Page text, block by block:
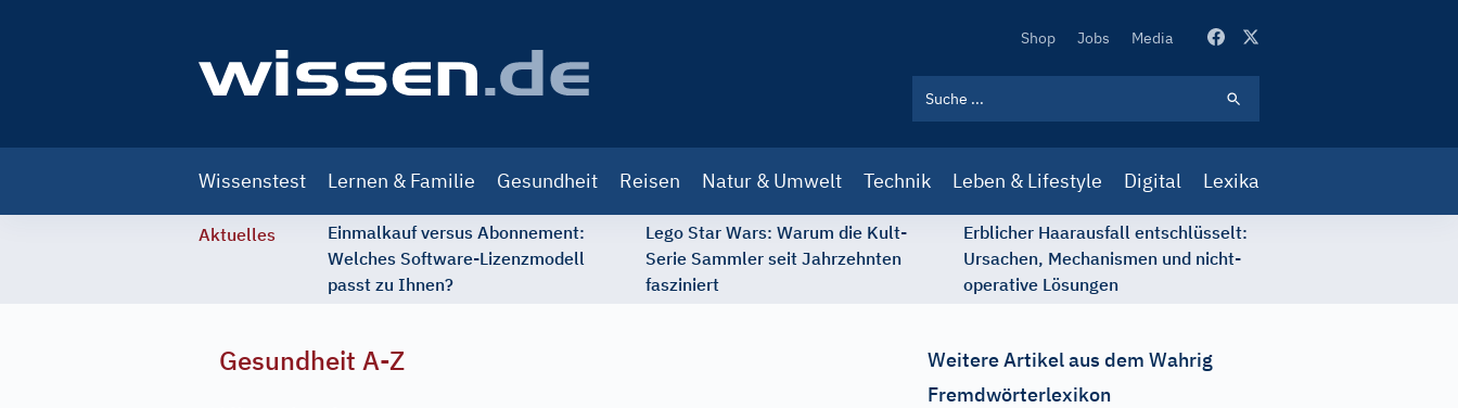
Secondary
Shop Jobs Media
navigation
Wissenstest Lernen & Familie Gesundheit Reisen Natur & Umwelt Technik Leben & Lifestyle Digital Lexika
Aktuelles
Einmalkauf versus Abonnement:
Welches Software-Lizenzmodell
passt zu Ihnen?
Lego Star Wars: Warum die Kult-
Serie Sammler seit Jahrzehnten
fasziniert
Erblicher Haarausfall entschlüsselt:
Ursachen, Mechanismen und nicht-
operative Lösungen
Gesundheit A-Z
Weitere Artikel aus dem Wahrig
Fremdwörterlexikon